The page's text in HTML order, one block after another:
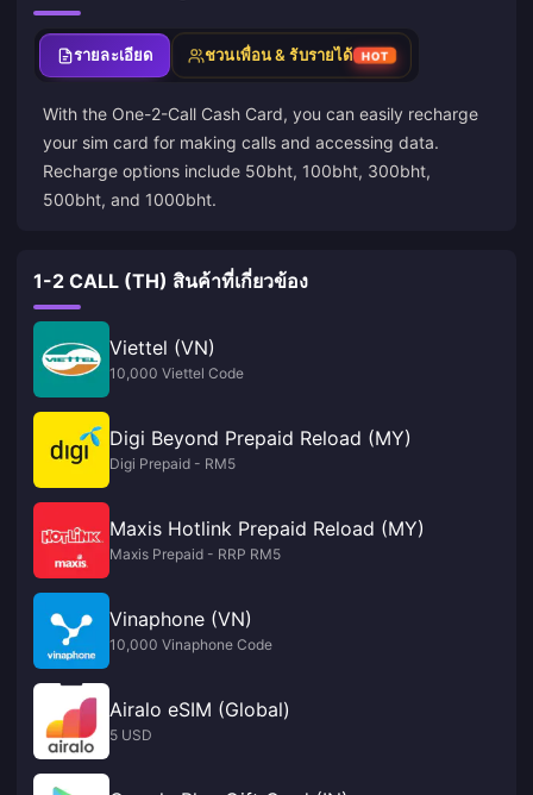
รายละเอียด ชวนเพื่อน & รับรายได้ HOT
With the One-2-Call Cash Card, you can easily recharge
your sim card for making calls and accessing data.
Recharge options include 50bht, 100bht, 300bht,
500bht, and 1000bht.
1-2 CALL (TH) สินค้าที่เกี่ยวข้อง
Viettel (VN)
10,000 Viettel Code
Digi Beyond Prepaid Reload (MY)
Digi Prepaid - RM5
Maxis Hotlink Prepaid Reload (MY)
Maxis Prepaid - RRP RM5
Vinaphone (VN)
10,000 Vinaphone Code
Airalo eSIM (Global)
5 USD